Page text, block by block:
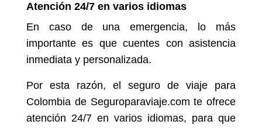
Atención 24/7 en varios idiomas
En caso de una emergencia, lo más
importante es que cuentes con asistencia
inmediata y personalizada.
Por esta razón, el seguro de viaje para
Colombia de Seguroparaviaje.com te ofrece
atención 24/7 en varios idiomas, para que